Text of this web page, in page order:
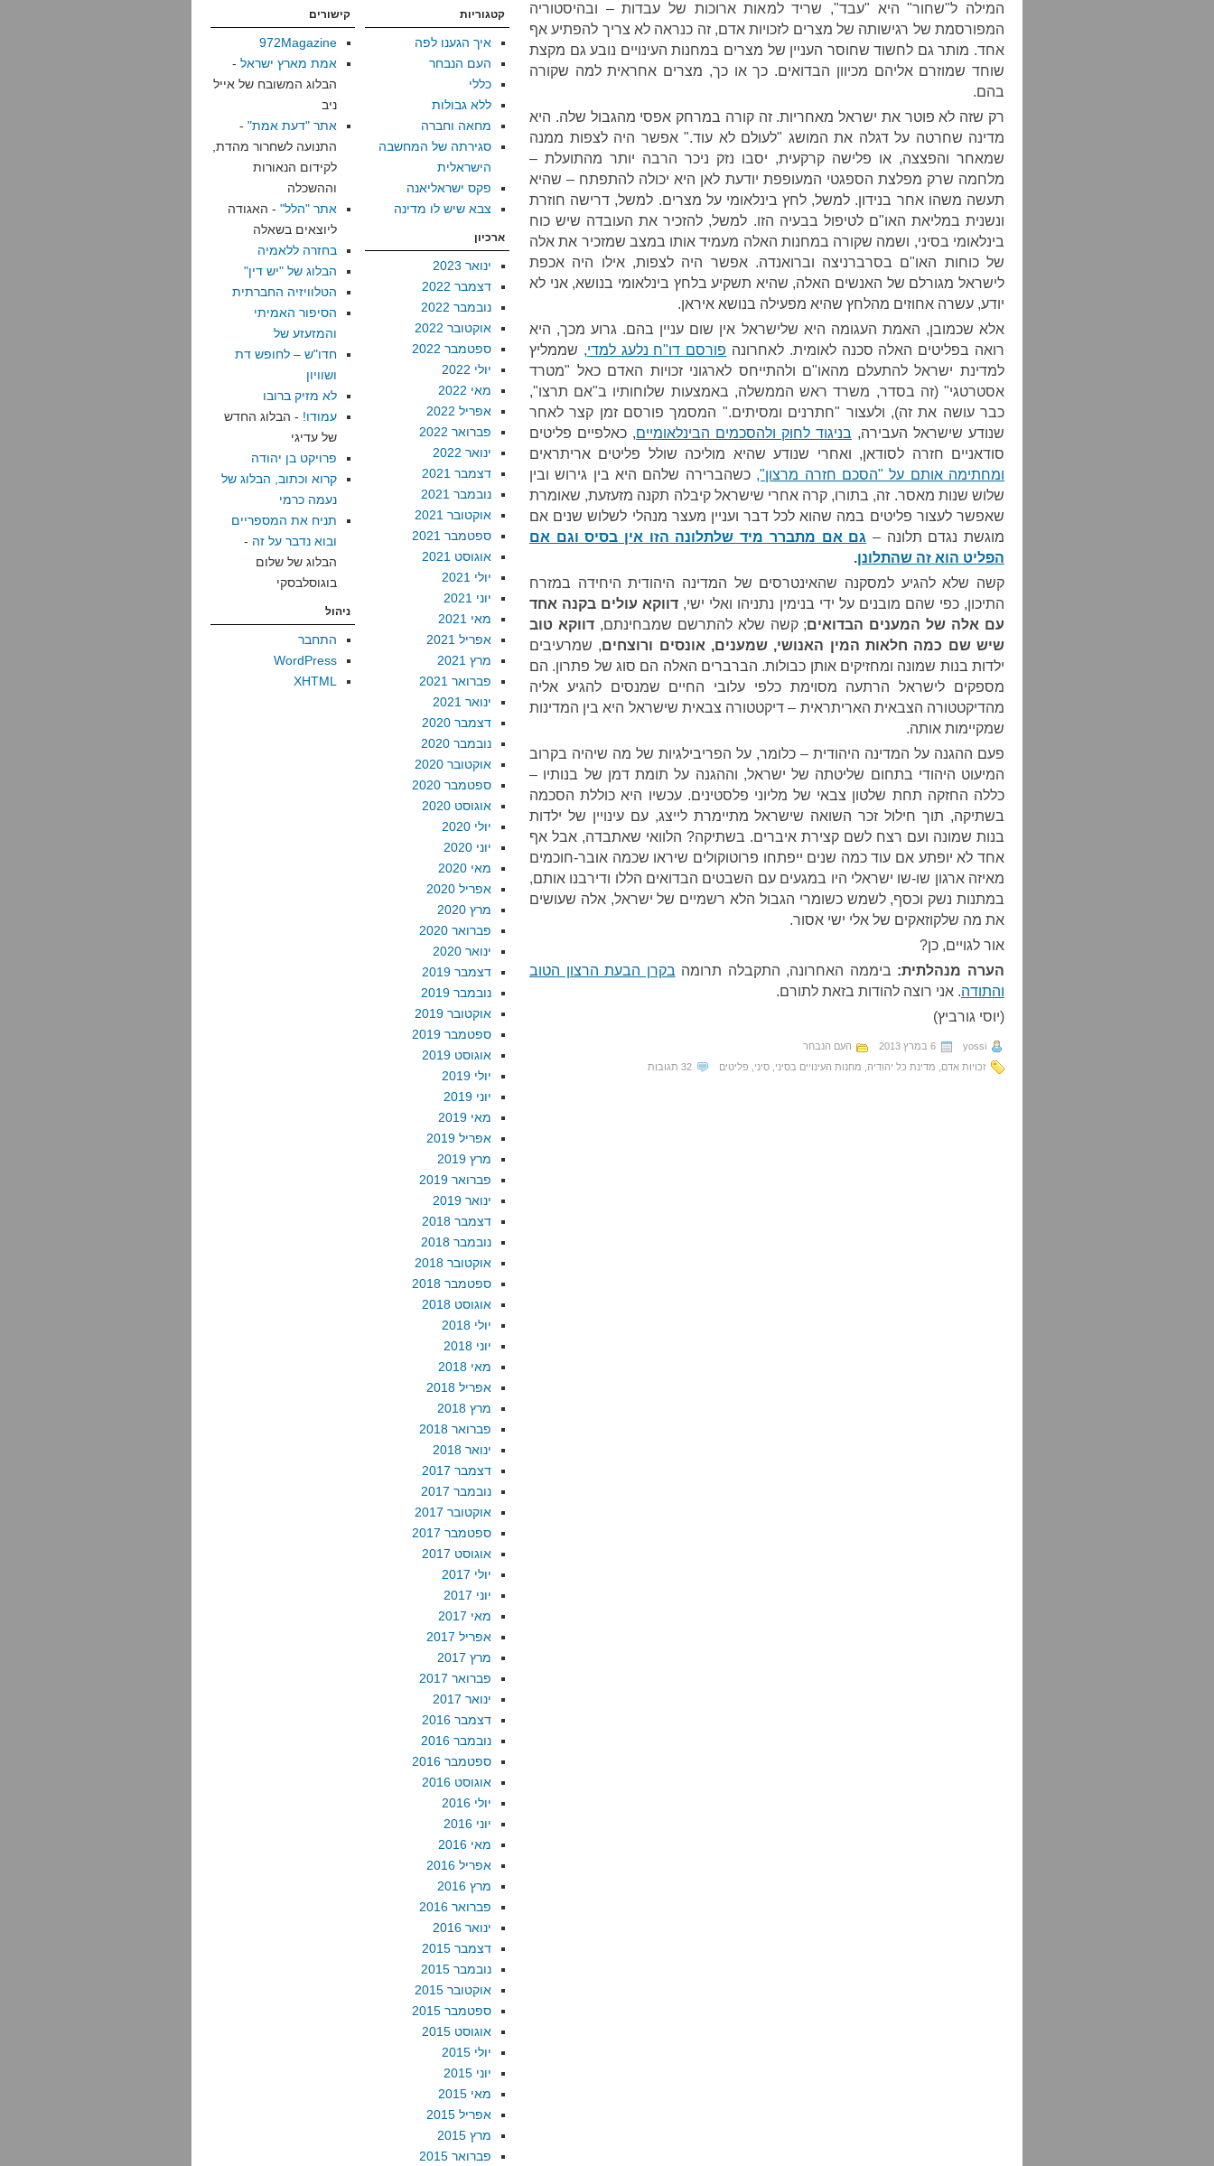
המילה ל"שחור" היא "עבד", שריד למאות ארוכות של עבדות – ובהיסטוריה
המפורסמת של רגישותה של מצרים לזכויות אדם, זה כנראה לא צריך להפתיע אף
אחד. מותר גם לחשוד שחוסר העניין של מצרים במחנות העינויים נובע גם מקצת
שוחד שמוזרם אליהם מכיוון הבדואים. כך או כך, מצרים אחראית למה שקורה
בהם.
רק שזה לא פוטר את ישראל מאחריות. זה קורה במרחק אפסי מהגבול שלה. היא
מדינה שחרטה על דגלה את המושג "לעולם לא עוד." אפשר היה לצפות ממנה
שמאחר והפצצה, או פלישה קרקעית, יסבו נזק ניכר הרבה יותר מהתועלת –
מלחמה שרק מפלצת הספגטי המעופפת יודעת לאן היא יכולה להתפתח – שהיא
תעשה משהו אחר בנידון. למשל, לחץ בינלאומי על מצרים. למשל, דרישה חוזרת
ונשנית במליאת האו"ם לטיפול בבעיה הזו. למשל, להזכיר את העובדה שיש כוח
בינלאומי בסיני, ושמה שקורה במחנות האלה מעמיד אותו במצב שמזכיר את אלה
של כוחות האו"ם בסרברניצה וברואנדה. אפשר היה לצפות, אילו היה אכפת
לישראל מגורלם של האנשים האלה, שהיא תשקיע בלחץ בינלאומי בנושא, אני לא
יודע, עשרה אחוזים מהלחץ שהיא מפעילה בנושא איראן.
אלא שכמובן, האמת העגומה היא שלישראל אין שום עניין בהם. גרוע מכך, היא
רואה בפליטים האלה סכנה לאומית. לאחרונה פורסם דו"ח נלעג למדי, שממליץ
למדינת ישראל להתעלם מהאו"ם ולהתייחס לארגוני זכויות האדם כאל "מטרד
אסטרטגי" (זה בסדר, משרד ראש הממשלה, באמצעות שלוחותיו ב"אם תרצו",
כבר עושה את זה), ולעצור "חתרנים ומסיתים." המסמך פורסם זמן קצר לאחר
שנודע שישראל העבירה, בניגוד לחוק ולהסכמים הבינלאומיים, כאלפיים פליטים
סודאניים חזרה לסודאן, ואחרי שנודע שהיא מוליכה שולל פליטים אריתראים
ומחתימה אותם על "הסכם חזרה מרצון", כשהברירה שלהם היא בין גירוש ובין
שלוש שנות מאסר. זה, בתורו, קרה אחרי שישראל קיבלה תקנה מזעזעת, שאומרת
שאפשר לעצור פליטים במה שהוא לכל דבר ועניין מעצר מנהלי לשלוש שנים אם
מוגשת נגדם תלונה – גם אם מתברר מיד שלתלונה הזו אין בסיס וגם אם
הפליט הוא זה שהתלונן.
קשה שלא להגיע למסקנה שהאינטרסים של המדינה היהודית היחידה במזרח
התיכון, כפי שהם מובנים על ידי בנימין נתניהו ואלי ישי, דווקא עולים בקנה אחד
עם אלה של המענים הבדואים; קשה שלא להתרשם שמבחינתם,דווקא טוב
שיש שם כמה חלאות המין האנושי, שמענים, אונסים ורוצחים, שמרעיבים
ילדות בנות שמונה ומחזיקים אותן כבולות. הברברים האלה הם סוג של פתרון. הם
מספקים לישראל הרתעה מסוימת כלפי עלובי החיים שמנסים להגיע אליה
מהדיקטטורה הצבאית האריתראית – דיקטטורה צבאית שישראל היא בין המדינות
שמקיימות אותה.
פעם ההגנה על המדינה היהודית – כלומר, על הפריבילגיות של מה שיהיה בקרוב
המיעוט היהודי בתחום שליטתה של ישראל, וההגנה על תומת דמן של בנותיו –
כללה החזקה תחת שלטון צבאי של מליוני פלסטינים. עכשיו היא כוללת הסכמה
בשתיקה, תוך חילול זכר השואה שישראל מתיימרת לייצג, עם עינויין של ילדות
בנות שמונה ועם רצח לשם קצירת איברים. בשתיקה? הלוואי שאתבדה, אבל אף
אחד לא יופתע אם עוד כמה שנים ייפתחו פרוטוקולים שיראו שכמה אובר-חוכמים
מאיזה ארגון שו-שו ישראלי היו במגעים עם השבטים הבדואים הללו ודירבנו אותם,
במתנות נשק וכסף, לשמש כשומרי הגבול הלא רשמיים של ישראל, אלה שעושים
את מה שלקוזאקים של אלי ישי אסור.
אור לגויים, כן?
הערה מנהלתית: ביממה האחרונה, התקבלה תרומה בקרן הבעת הרצון הטוב
והתודה. אני רוצה להודות בזאת לתורם.
(יוסי גורביץ)
yossi 6 במרץ 2013
העם הנבחר
זכויות אדם
מדינת כל יהודיה מחנות העינויים בסיני סיני פליטים 32 תגובות
קטגוריות
איך הגענו לפה
העם הנבחר
כללי
ללא גבולות
מחאה וחברה
סגירתה של המחשבה
הישראלית
פקס ישראליאנה
צבא שיש לו מדינה
ארכיון
ינואר 2023
דצמבר 2022
נובמבר 2022
אוקטובר 2022
ספטמבר 2022
יולי 2022
מאי 2022
אפריל 2022
פברואר 2022
ינואר 2022
דצמבר 2021
נובמבר 2021
אוקטובר 2021
ספטמבר 2021
אוגוסט 2021
יולי 2021
יוני 2021
מאי 2021
אפריל 2021
מרץ 2021
פברואר 2021
ינואר 2021
דצמבר 2020
נובמבר 2020
אוקטובר 2020
ספטמבר 2020
אוגוסט 2020
יולי 2020
יוני 2020
מאי 2020
אפריל 2020
מרץ 2020
פברואר 2020
ינואר 2020
דצמבר 2019
נובמבר 2019
אוקטובר 2019
ספטמבר 2019
אוגוסט 2019
יולי 2019
יוני 2019
מאי 2019
אפריל 2019
מרץ 2019
פברואר 2019
ינואר 2019
דצמבר 2018
נובמבר 2018
אוקטובר 2018
ספטמבר 2018
אוגוסט 2018
יולי 2018
יוני 2018
מאי 2018
אפריל 2018
מרץ 2018
פברואר 2018
ינואר 2018
דצמבר 2017
נובמבר 2017
אוקטובר 2017
ספטמבר 2017
אוגוסט 2017
יולי 2017
יוני 2017
מאי 2017
אפריל 2017
מרץ 2017
פברואר 2017
ינואר 2017
דצמבר 2016
נובמבר 2016
ספטמבר 2016
אוגוסט 2016
יולי 2016
יוני 2016
מאי 2016
אפריל 2016
מרץ 2016
פברואר 2016
ינואר 2016
דצמבר 2015
נובמבר 2015
אוקטובר 2015
ספטמבר 2015
אוגוסט 2015
יולי 2015
יוני 2015
מאי 2015
אפריל 2015
מרץ 2015
פברואר 2015
קישורים
972Magazine
אמת מארץ ישראל -
הבלוג המשובח של אייל
ניב
אתר "דעת אמת" -
התנועה לשחרור מהדת,
לקידום הנאורות
וההשכלה
אתר "הלל" - האגודה
ליוצאים בשאלה
בחזרה ללאמיה
הבלוג של "יש דין"
הטלוויזיה החברתית
הסיפור האמיתי
והמזעזע של
חדו"ש – לחופש דת
ושוויון
לא מזיק ברובו
עמודו! - הבלוג החדש
של עדיגי
פרויקט בן יהודה
קרוא וכתוב, הבלוג של
נעמה כרמי
תניח את המספריים
ובוא נדבר על זה -
הבלוג של שלום
בוגוסלבסקי
ניהול
התחבר
WordPress
XHTML